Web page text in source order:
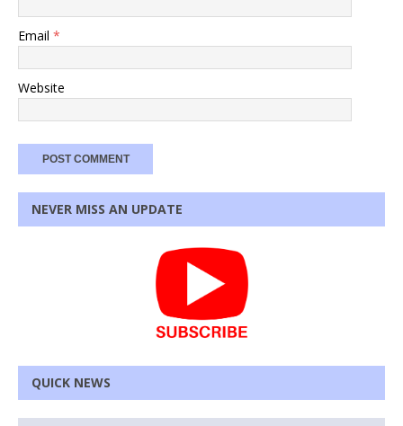
Email *
Website
NEVER MISS AN UPDATE
QUICK NEWS